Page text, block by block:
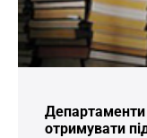
Департаменти
отримувати